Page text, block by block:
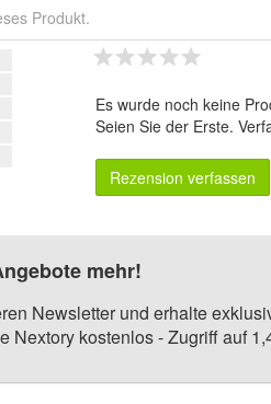
Produkt.
Es wurde noch keine
Seien Sie der Erste.
Rezension verfassen
mehr!
Newsletter und erhalte
Nextory kostenlos - Zugriff auf